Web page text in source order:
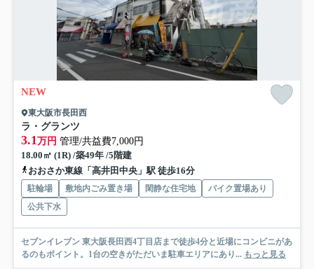
NEW
東大阪市長田西
ラ・グランツ
3.1万円 管理/共益費7,000円
18.00㎡ (1R) /築49年 /5階建
おおさか東線「高井田中央」駅 徒歩16分
駐輪場 敷地内ごみ置き場 閑静な住宅地
バイク置場あり
公共下水
セブンイレブン 東大阪長田西4丁目店まで徒歩4分と近場にコンビニがあ
るのもポイント。1台の空きがただいま駐車エリアにあり... もっと見る